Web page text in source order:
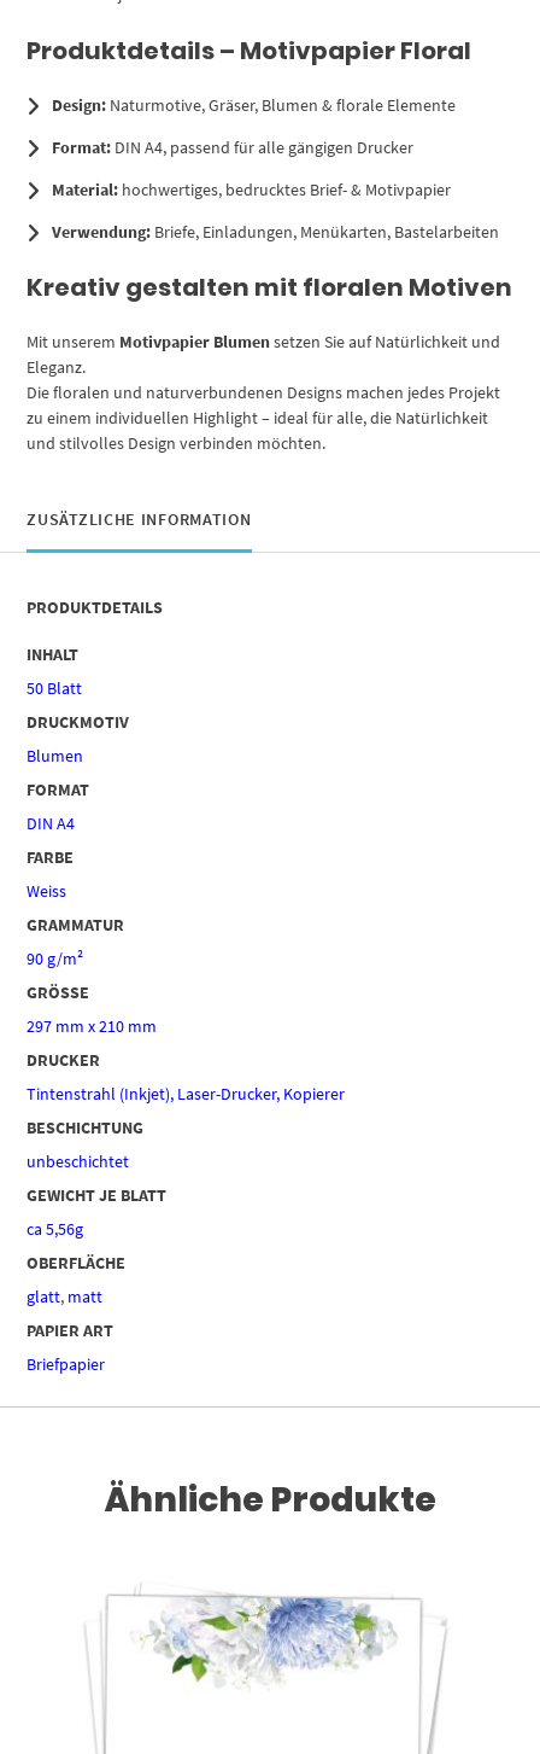
Produktdetails – Motivpapier Floral
Design: Naturmotive, Gräser, Blumen & florale Elemente
Format: DIN A4, passend für alle gängigen Drucker
Material: hochwertiges, bedrucktes Brief- & Motivpapier
Verwendung: Briefe, Einladungen, Menükarten, Bastelarbeiten
Kreativ gestalten mit floralen Motiven
Mit unserem Motivpapier Blumensetzen Sie auf Natürlichkeit und
Eleganz.
Die floralen und naturverbundenen Designs machen jedes Projekt
zu einem individuellen Highlight – ideal für alle, die Natürlichkeit
und stilvolles Design verbinden möchten.
ZUSÄTZLICHE INFORMATION
PRODUKTDETAILS
INHALT
50 Blatt
DRUCKMOTIV
Blumen
FORMAT
DIN A4
FARBE
Weiss
GRAMMATUR
90 g/m²
GRÖSSE
297 mm x 210 mm
DRUCKER
Tintenstrahl (Inkjet), Laser-Drucker, Kopierer
BESCHICHTUNG
unbeschichtet
GEWICHT JE BLATT
ca 5,56g
OBERFLÄCHE
glatt, matt
PAPIER ART
Briefpapier
Ähnliche Produkte